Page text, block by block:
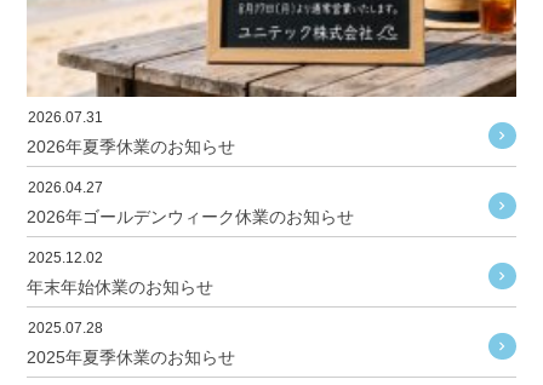
2026.07.31
2026年夏季休業のお知らせ
2026.04.27
2026年ゴールデンウィーク休業のお知らせ
2025.12.02
年末年始休業のお知らせ
2025.07.28
2025年夏季休業のお知らせ